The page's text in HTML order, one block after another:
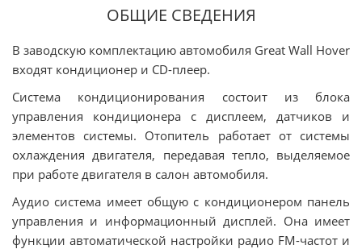
ОБЩИЕ СВЕДЕНИЯ
В заводскую комплектацию автомобиля Great Wall Hover
входят кондиционер и CD-плеер.
Система кондиционирования состоит из блока
управления кондиционера с дисплеем, датчиков и
элементов системы. Отопитель работает от системы
охлаждения двигателя, передавая тепло, выделяемое
при работе двигателя в салон автомобиля.
Аудио система имеет общую с кондиционером панель
управления и информационный дисплей. Она имеет
функции автоматической настройки радио FM-частот и